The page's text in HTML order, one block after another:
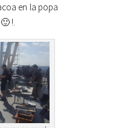
en la popa
!.